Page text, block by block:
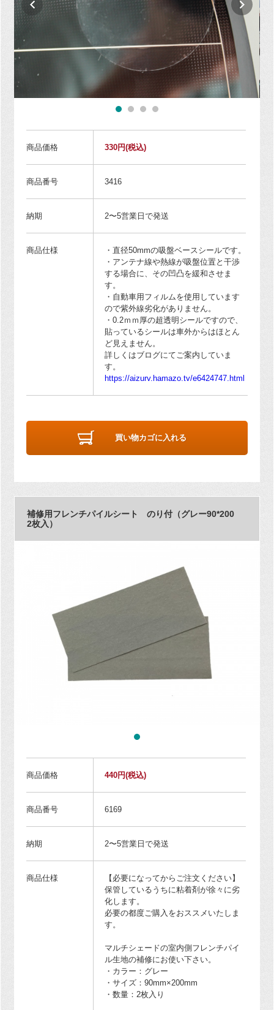
商品価格 330円(税込)
商品番号 3416
納期 2〜5営業日で発送
商品仕様
・直径50mmの吸盤ベースシールです。
・アンテナ線や熱線が吸盤位置と干渉
する場合に、その凹凸を緩和させま
す。
・自動車用フィルムを使用しています
ので紫外線劣化がありません。
・0.2ｍｍ厚の超透明シールですので、
貼っているシールは車外からはほとん
ど見えません。
詳しくはブログにてご案内していま
す。
https://aizurv.hamazo.tv/e6424747.html
買い物カゴに入れる
補修用フレンチパイルシート のり付（グレー90*200
2枚入）
商品価格 440円(税込)
商品番号 6169
納期 2〜5営業日で発送
商品仕様
【必要になってからご注文ください】
保管しているうちに粘着剤が徐々に劣
化します。
必要の都度ご購入をおススメいたしま
す。
マルチシェードの室内側フレンチパイ
ル生地の補修にお使い下さい。
・カラー：グレー
・サイズ：90mm×200mm
・数量：2枚入り